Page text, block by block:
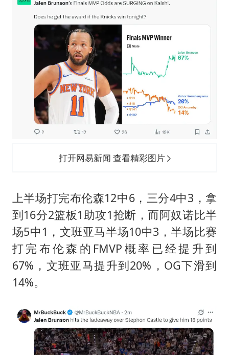
打开网易新闻 查看精彩图片
上半场打完布伦森12中6，三分4中3，拿
到16分2篮板1助攻1抢断，而阿奴诺比半
场5中1，文班亚马半场10中3，半场比赛
打完布伦森的FMVP概率已经提升到
67%，文班亚马提升到20%，OG下滑到
14%。